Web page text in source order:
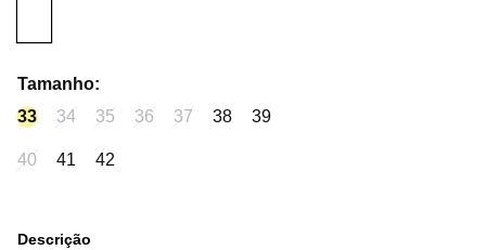
Tamanho:
33
34 35 36 37 38 39
40 41 42
Descrição